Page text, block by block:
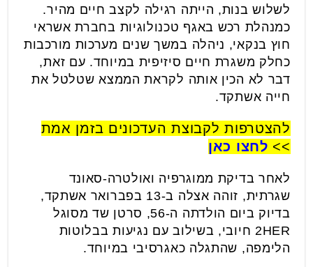
לשלוש בנות, הייתה רגילה לקצב חיים מהיר.
כמנהלת רכש באגף טכנולוגיות בחברת אשראי
חוץ בנקאי, ניהלה במשך שנים מערכות מורכבות
כחלק משגרת חיים סיזיפית במיוחד. עם זאת,
דבר לא הכין אותה לקראת הממצא שטלטל את
חייה אשתקד.
להצטרפות לקבוצת העדכונים בזמן אמת
>> לחצו כאן
לאחר בדיקת ממוגרפיה ואולטרה-סאונד
שגרתית, זוהה אצלה ב-13 בפברואר אשתקד,
בדיוק ביום הולדתה ה-56, סרטן שד מסוגל
2HER חיובי, בשילוב עם נגיעות בבלוטות
הלימפה, שהתגלה כאגרסיבי במיוחד.